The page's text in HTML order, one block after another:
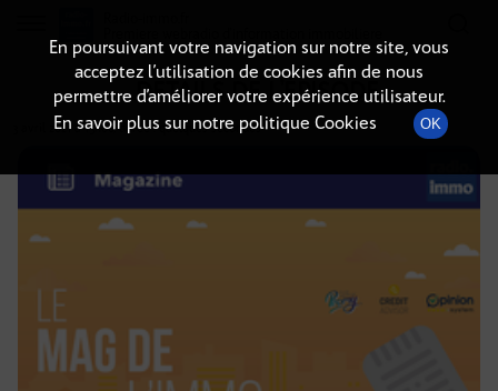
DÉTAILS DE L'ÉPISODE
3 avril 2021 à 13h00, durée : quelques secondes
En poursuivant votre navigation sur notre site, vous
acceptez l’utilisation de cookies afin de nous
permettre d’améliorer votre expérience utilisateur.
En savoir plus sur notre politique Cookies
OK